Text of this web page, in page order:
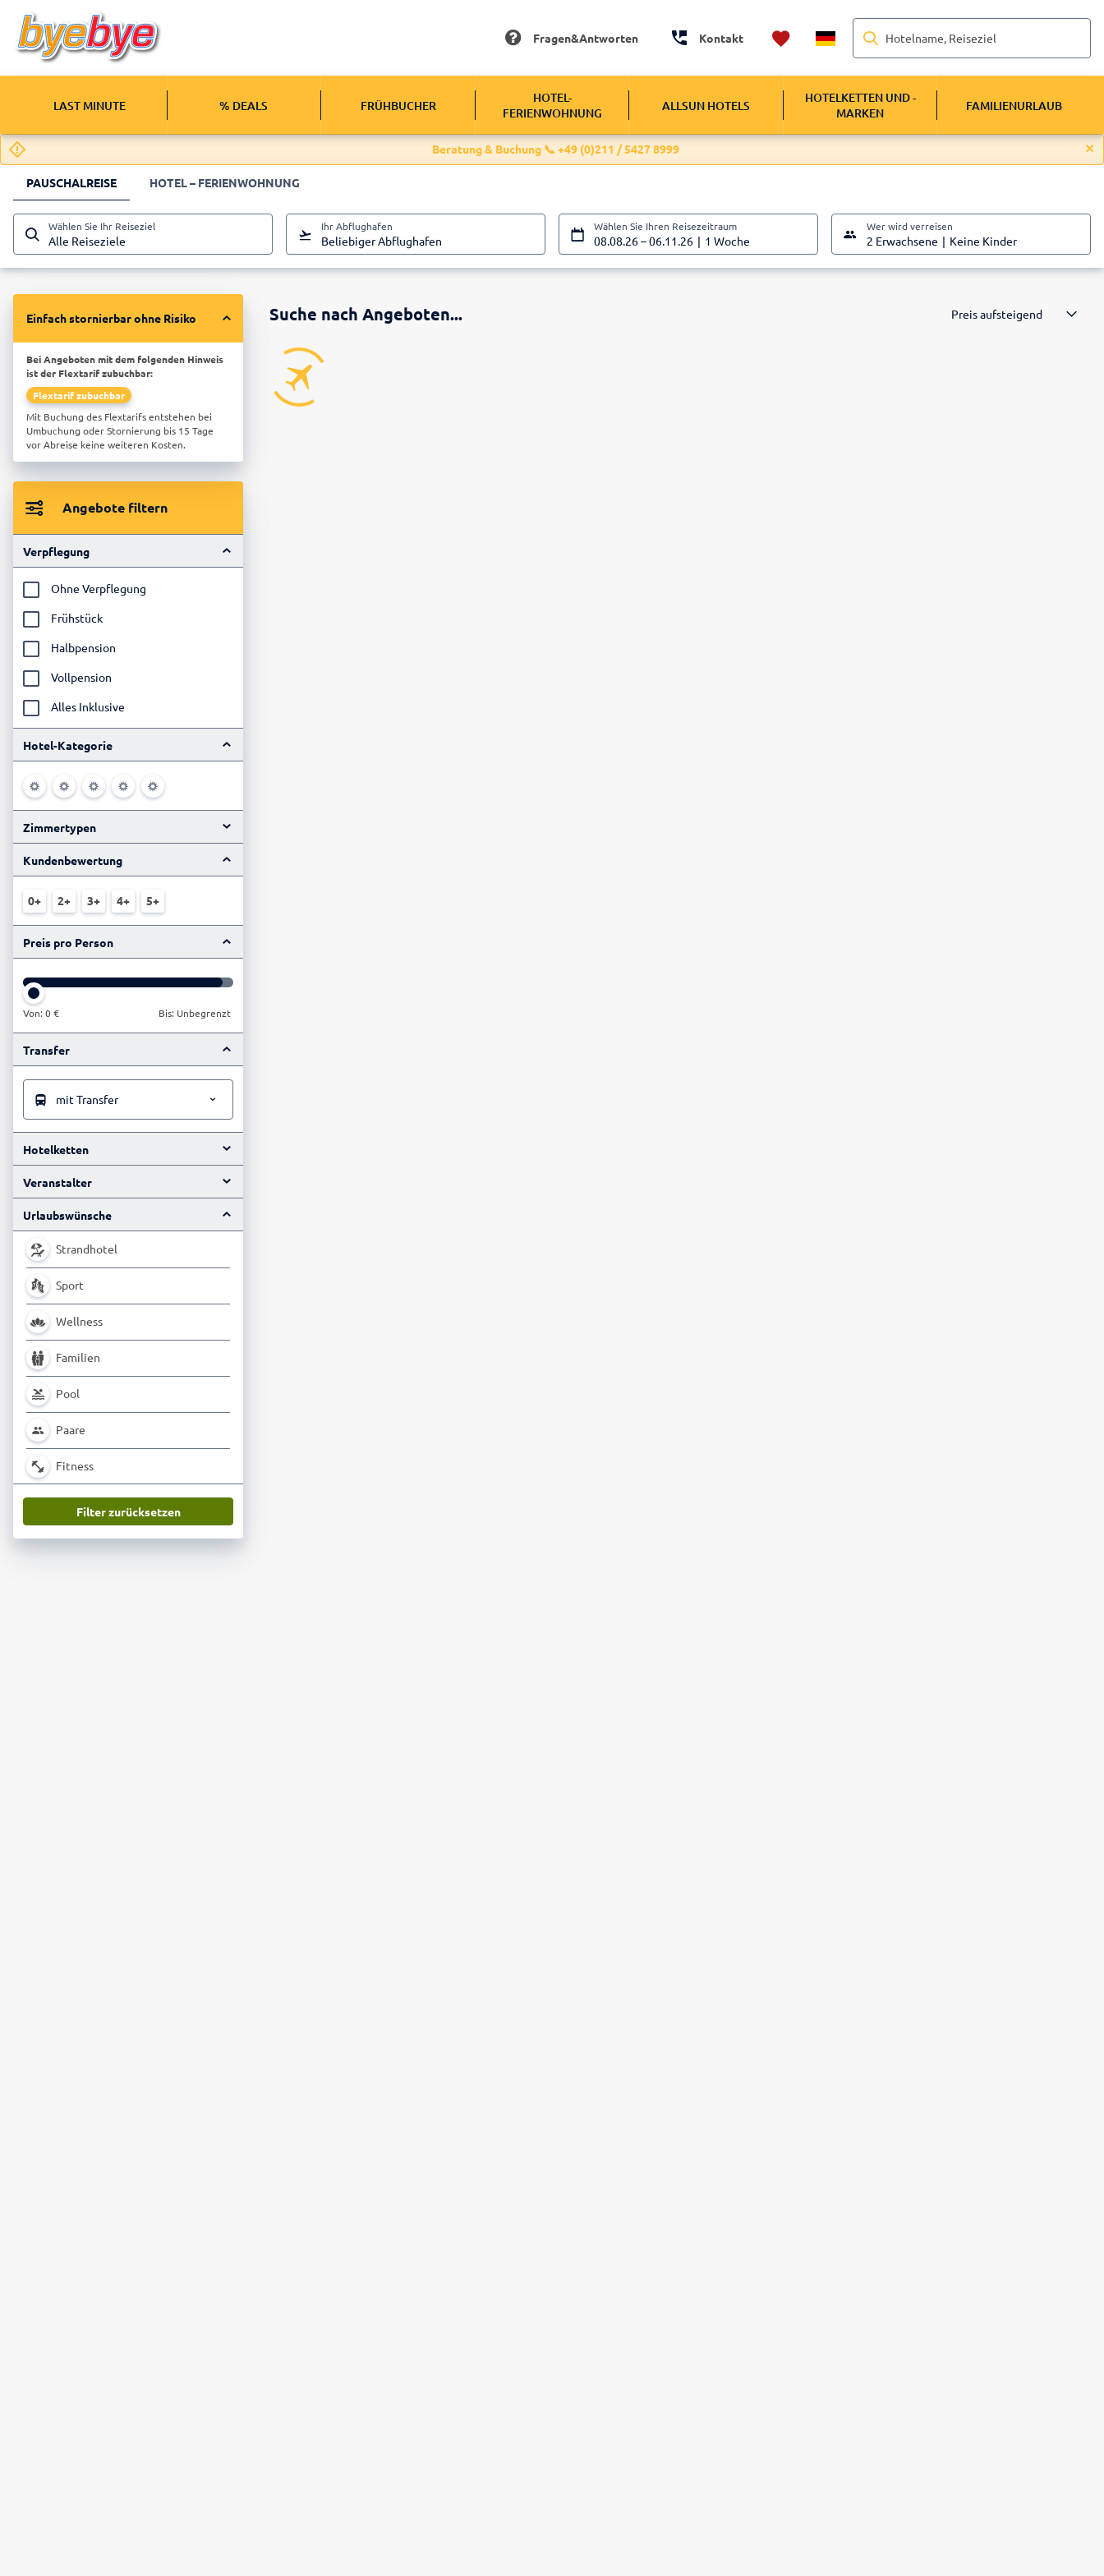
Fragen&Antworten Kontakt Hotelname, Reiseziel
LAST MINUTE % DEALS FRÜHBUCHER
HOTEL-
FERIENWOHNUNG
ALLSUN HOTELS
HOTELKETTEN UND -
MARKEN
FAMILIENURLAUB
Beratung & Buchung 📞 +49 (0)211 / 5427 8999
PAUSCHALREISE HOTEL – FERIENWOHNUNG
Wählen Sie Ihr Reiseziel
Alle Reiseziele
Ihr Abflughafen
Beliebiger Abflughafen
Wählen Sie Ihren Reisezeitraum
08.08.26–06.11.26 1 Woche
Wer wird verreisen
2 Erwachsene Keine Kinder
Einfach stornierbar ohne Risiko
Bei Angeboten mit dem folgenden Hinweis
ist der Flextarif zubuchbar:
Flextarif zubuchbar
Mit Buchung des Flextarifs entstehen bei
Umbuchung oder Stornierung bis 15 Tage
vor Abreise keine weiteren Kosten.
Angebote filtern
Verpflegung
Ohne Verpflegung
Frühstück
Halbpension
Vollpension
Alles Inklusive
Hotel-Kategorie
Zimmertypen
Kundenbewertung
0+ 2+ 3+ 4+ 5+
Preis pro Person
Von: 0 € Bis: Unbegrenzt
Transfer
mit Transfer
Hotelketten
Veranstalter
Urlaubswünsche
Strandhotel
Sport
Wellness
Familien
Pool
Paare
Fitness
Filter zurücksetzen
Suche nach Angeboten... Preis aufsteigend